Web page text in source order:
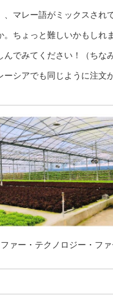
マレー語がミックスされ
ちょっと難しいかもしれ
でみてください！（ちな
シアでも同じように注文
ファー・テクノロジー・ファ